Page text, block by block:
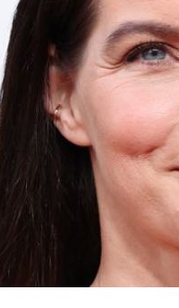
Alle Themen
App